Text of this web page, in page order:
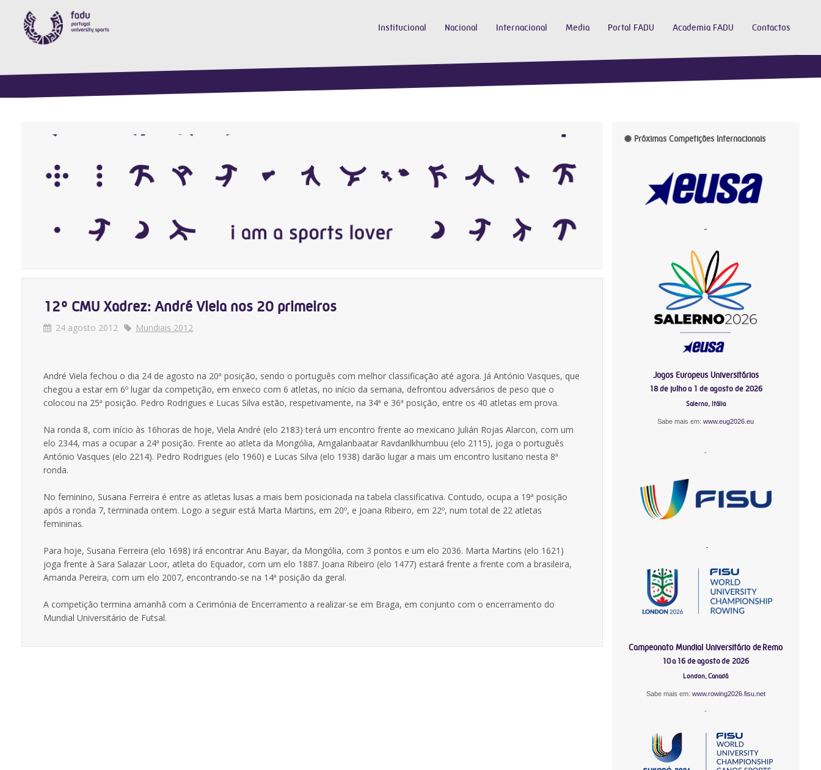
Institucional Nacional Internacional Media Portal FADU Academia FADU Contactos
12º CMU Xadrez: André Viela nos 20 primeiros
24 agosto 2012 Mundiais 2012
André Viela fechou o dia 24 de agosto na 20ª posição, sendo o português com melhor classificação até agora. Já António Vasques, que
chegou a estar em 6º lugar da competição, em enxeco com 6 atletas, no início da semana, defrontou adversários de peso que o
colocou na 25ª posição. Pedro Rodrigues e Lucas Silva estão, respetivamente, na 34ª e 36ª posição, entre os 40 atletas em prova.
Na ronda 8, com início às 16horas de hoje, Viela André (elo 2183) terá um encontro frente ao mexicano Julián Rojas Alarcon, com um
elo 2344, mas a ocupar a 24ª posição. Frente ao atleta da Mongólia, Amgalanbaatar Ravdanlkhumbuu (elo 2115), joga o português
António Vasques (elo 2214). Pedro Rodrigues (elo 1960) e Lucas Silva (elo 1938) darão lugar a mais um encontro lusitano nesta 8ª
ronda.
No feminino, Susana Ferreira é entre as atletas lusas a mais bem posicionada na tabela classificativa. Contudo, ocupa a 19ª posição
após a ronda 7, terminada ontem. Logo a seguir está Marta Martins, em 20º, e Joana Ribeiro, em 22º, num total de 22 atletas
femininas.
Para hoje, Susana Ferreira (elo 1698) irá encontrar Anu Bayar, da Mongólia, com 3 pontos e um elo 2036. Marta Martins (elo 1621)
joga frente à Sara Salazar Loor, atleta do Equador, com um elo 1887. Joana Ribeiro (elo 1477) estará frente a frente com a brasileira,
Amanda Pereira, com um elo 2007, encontrando-se na 14ª posição da geral.
A competição termina amanhã com a Cerimónia de Encerramento a realizar-se em Braga, em conjunto com o encerramento do
Mundial Universitário de Futsal.
Próximas Competições Internacionais
-
Jogos Europeus Universitários
18 de julho a 1 de agosto de 2026
Salerno, Itália
Sabe mais em:www.eug2026.eu
-
-
Campeonato Mundial Universitário de Remo
10 a 16 de agosto de 2026
London, Canadá
Sabe mais em: www.rowing2026.fisu.net
-